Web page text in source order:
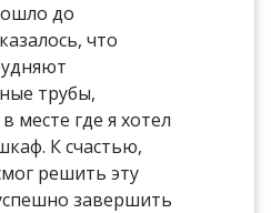
до
что
трубы,
месте где я хотел
К счастью,
решить эту
завершить